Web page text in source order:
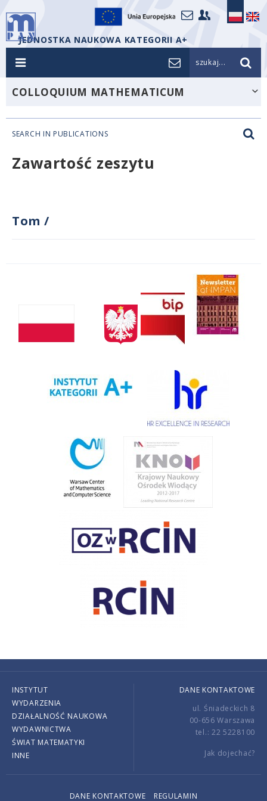
JEDNOSTKA NAUKOWA KATEGORII A+
szukaj...
COLLOQUIUM MATHEMATICUM
SEARCH IN PUBLICATIONS
Zawartość zeszytu
Tom /
INSTYTUT
WYDARZENIA
DZIAŁALNOŚĆ NAUKOWA
WYDAWNICTWA
ŚWIAT MATEMATYKI
INNE
DANE KONTAKTOWE
ul. Śniadeckich 8
00-656 Warszawa
tel.: 22 5228100
Jak dojechać?
DANE KONTAKTOWE REGULAMIN